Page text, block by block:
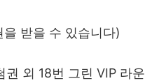
받을 수 있습니다)
권 외 18번 그린 VIP 라운